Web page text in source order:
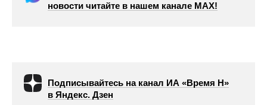
новости читайте в нашем канале МАХ!
Подписывайтесь на канал ИА «Время Н»
в Яндекс. Дзен